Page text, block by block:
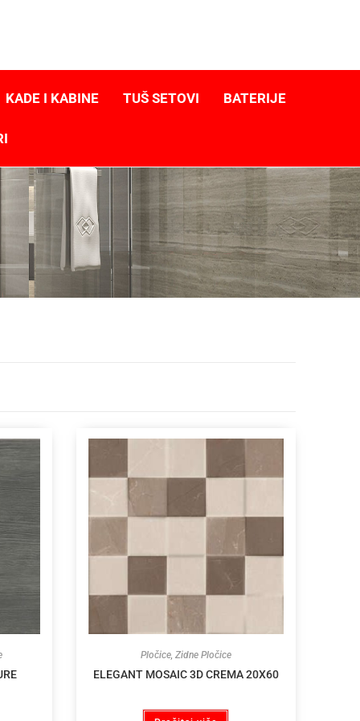
KADE I KABINE TUŠ SETOVI BATERIJE
Pločice, Zidne Pločice
ELEGANT MOSAIC 3D CREMA 20X60